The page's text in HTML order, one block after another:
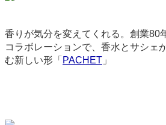
香りが気分を変えてくれる。創業80
コラボレーションで、香水とサシェ
む新しい形「 PACHET 」